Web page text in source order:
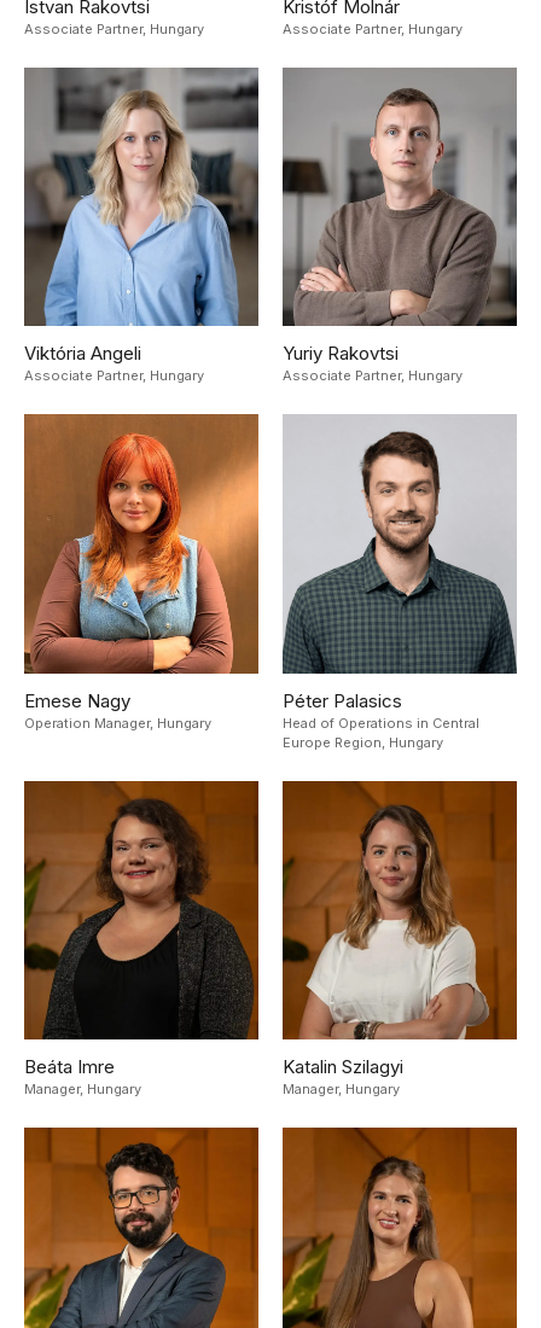
Istvan Rakovtsi
Associate Partner, Hungary
Kristóf Molnár
Associate Partner, Hungary
Viktória Angeli
Associate Partner, Hungary
Yuriy Rakovtsi
Associate Partner, Hungary
Emese Nagy
Operation Manager, Hungary
Péter Palasics
Head of Operations in Central
Europe Region, Hungary
Beáta Imre
Manager, Hungary
Katalin Szilagyi
Manager, Hungary